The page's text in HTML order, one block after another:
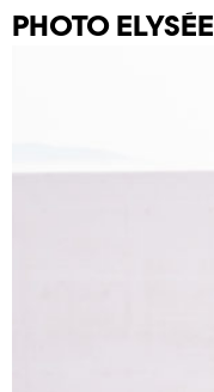
PHOTO ELYSÉE